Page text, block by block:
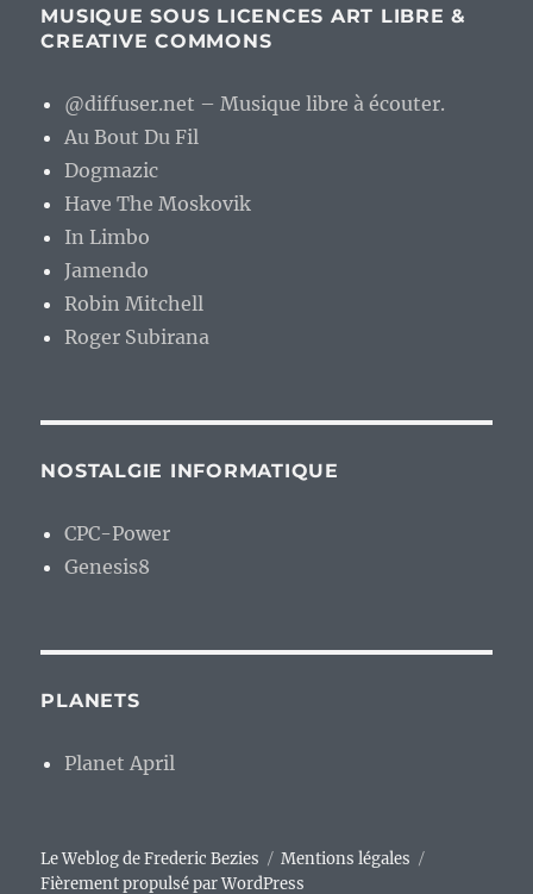
MUSIQUE SOUS LICENCES ART LIBRE &
CREATIVE COMMONS
@diffuser.net – Musique libre à écouter.
Au Bout Du Fil
Dogmazic
Have The Moskovik
In Limbo
Jamendo
Robin Mitchell
Roger Subirana
NOSTALGIE INFORMATIQUE
CPC-Power
Genesis8
PLANETS
Planet April
Le Weblog de Frederic Bezies
Mentions légales
Fièrement propulsé par WordPress